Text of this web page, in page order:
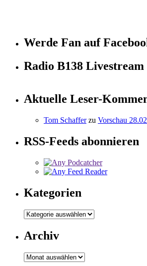
Werde Fan auf
Radio B138 Livestream
Aktuelle Leser-
Tom Schafferzu Vorschau
RSS-Feeds abonnieren
Kategorien
Kategorien
Archiv
Archiv